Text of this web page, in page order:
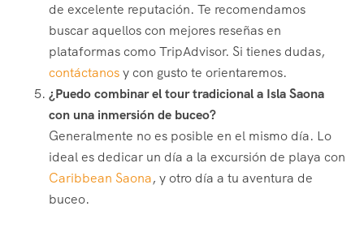
de excelente reputación. Te recomendamos
buscar aquellos con mejores reseñas en
plataformas como TripAdvisor. Si tienes dudas,
contáctanosy con gusto te orientaremos.
¿Puedo combinar el tour tradicional a Isla Saona
con una inmersión de buceo?
Generalmente no es posible en el mismo día. Lo
ideal es dedicar un día a la excursión de playa con
Caribbean Saona, y otro día a tu aventura de
buceo.